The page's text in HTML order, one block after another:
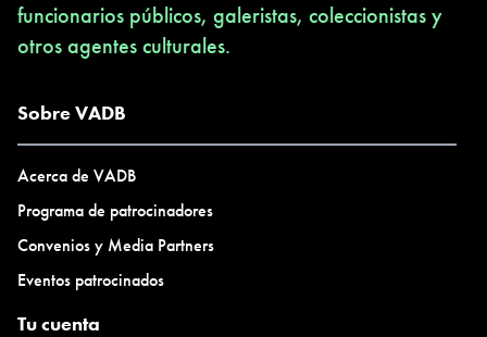
funcionarios públicos, galeristas, coleccionistas y
otros agentes culturales.
Sobre VADB
Acerca de VADB
Programa de patrocinadores
Convenios y Media Partners
Eventos patrocinados
Tu cuenta